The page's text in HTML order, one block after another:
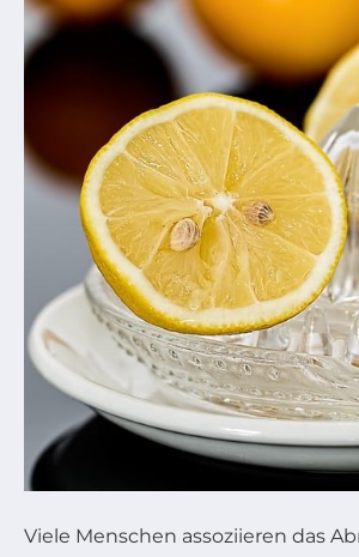
Viele Menschen assoziieren das